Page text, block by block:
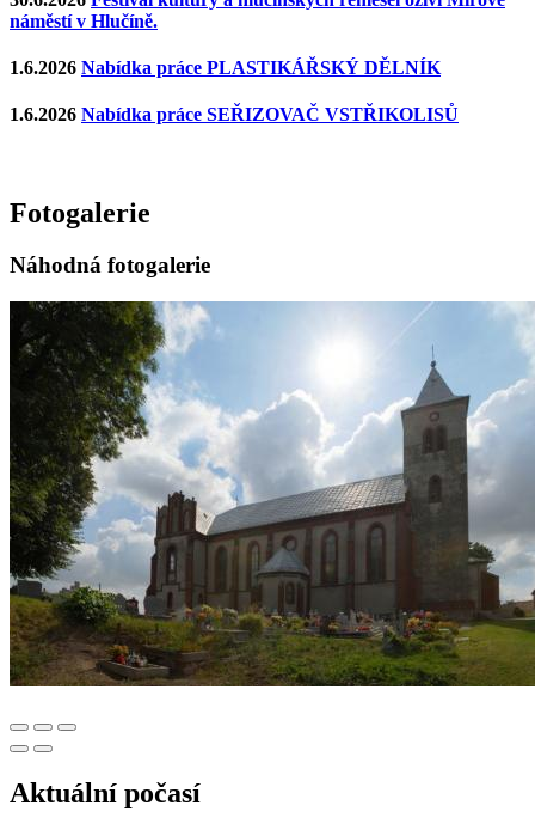
náměstí v Hlučíně.
1.6.2026 Nabídka práce PLASTIKÁŘSKÝ DĚLNÍK
1.6.2026 Nabídka práce SEŘIZOVAČ VSTŘIKOLISŮ
Fotogalerie
Náhodná fotogalerie
Aktuální počasí